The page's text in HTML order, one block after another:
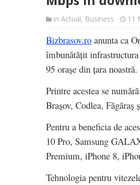
in Actual, Business 11
Bizbrasov.ro anunta ca
îmbunătățit
95 orașe din țara noastră.
Printre acestea se
Brașov, Codlea, Făgăraș
Pentru a beneficia de
10 Pro, Samsung
Premium, iPhone 8,
Tehnologia pentru